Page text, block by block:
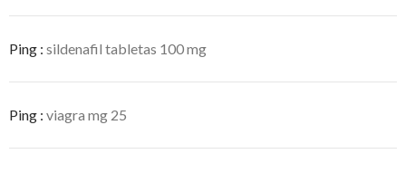
Ping : sildenafil tabletas 100 mg
Ping : viagra mg 25